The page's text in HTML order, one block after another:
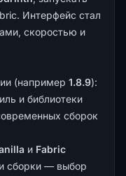
Интерфейс стал
скоростью и
(например 1.8.9):
и библиотеки
сборок
и Fabric
сборки — выбор